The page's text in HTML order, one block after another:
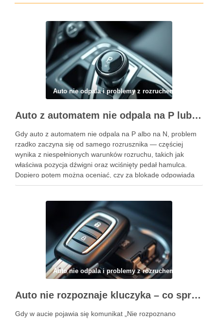
Auto nie odpala i problemy z rozruchem
Auto z automatem nie odpala na P lub N – co sprawdzić (czujnik hamulca, pozycje P/N, blokady, zasilanie, rozrusznik)
Gdy auto z automatem nie odpala na P albo na N, problem
rzadko zaczyna się od samego rozrusznika — częściej
wynika z niespełnionych warunków rozruchu, takich jak
właściwa pozycja dźwigni oraz wciśnięty pedał hamulca.
Dopiero potem można oceniać, czy za blokadę odpowiada
sygnał „widoczny” dla sterownika, czy też zasilanie jest …
Auto nie odpala i problemy z rozruchem
Auto nie rozpoznaje kluczyka – co sprawdzić w baterii, transponderze, stacyjce i systemie bezkluczykowym
Gdy w aucie pojawia się komunikat „Nie rozpoznano